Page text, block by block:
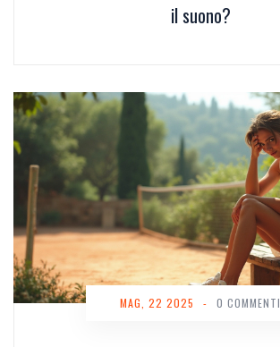
il suono?
MAG, 22 2025 - 0 COMMENTI